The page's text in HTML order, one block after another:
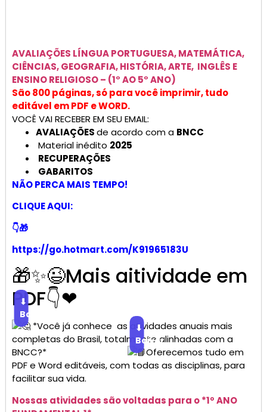
AVALIAÇÕES LÍNGUA PORTUGUESA, MATEMÁTICA,
CIÊNCIAS, GEOGRAFIA, HISTÓRIA, ARTE, INGLÊS E
ENSINO RELIGIOSO – (1° AO 5° ANO)
São 800 páginas, só para você imprimir, tudo
editável em PDF e WORD.
VOCÊ VAI RECEBER EM SEU EMAIL:
AVALIAÇÕESde acordo com a BNCC
Material inédito 2025
RECUPERAÇÕES
GABARITOS
NÃO PERCA MAIS TEMPO!
CLIQUE AQUI:
👇🎁
https://go.hotmart.com/K91965183U
🎁✨😉Mais aitividade em
PDF👇❤
⬇
Baixar
*Você já conhece as atividades anuais mais
completas do Brasil, totalmente alinhadas com a
BNCC?*
⬇
Baixar
Oferecemos tudo em
PDF e Word editáveis, com todas as disciplinas, para
facilitar sua vida.
Nossas atividades são voltadas para o *1º ANO